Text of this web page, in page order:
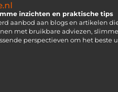
inzichten en praktische tips
aanbod aan blogs en artikelen
met bruikbare adviezen, slimme
perspectieven om het beste